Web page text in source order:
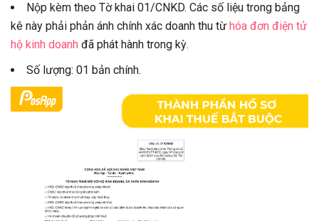
Nộp kèm theo Tờ khai 01/CNKD. Các số liệu trong bảng
kê này phải phản ánh chính xác doanh thu từ hóa đơn điện tử
hộ kinh doanh đã phát hành trong kỳ.
Số lượng: 01 bản chính.